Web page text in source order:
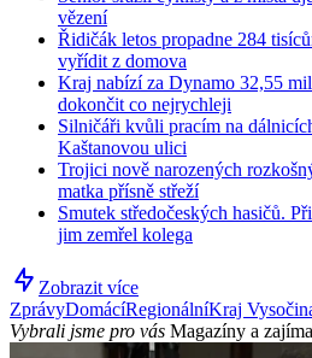
vězení
Řidičák letos propadne 284
vyřídit z domova
Kraj nabízí za Dynamo 32,55
dokončit co nejrychleji
Silničáři kvůli pracím na
Kaštanovou ulici
Trojici nově narozených
matka přísně střeží
Smutek středočeských hasičů.
jim zemřel kolega
Zobrazit více
ZprávyDomácíRegionálníKraj
Vybrali jsme pro vás Magazíny a